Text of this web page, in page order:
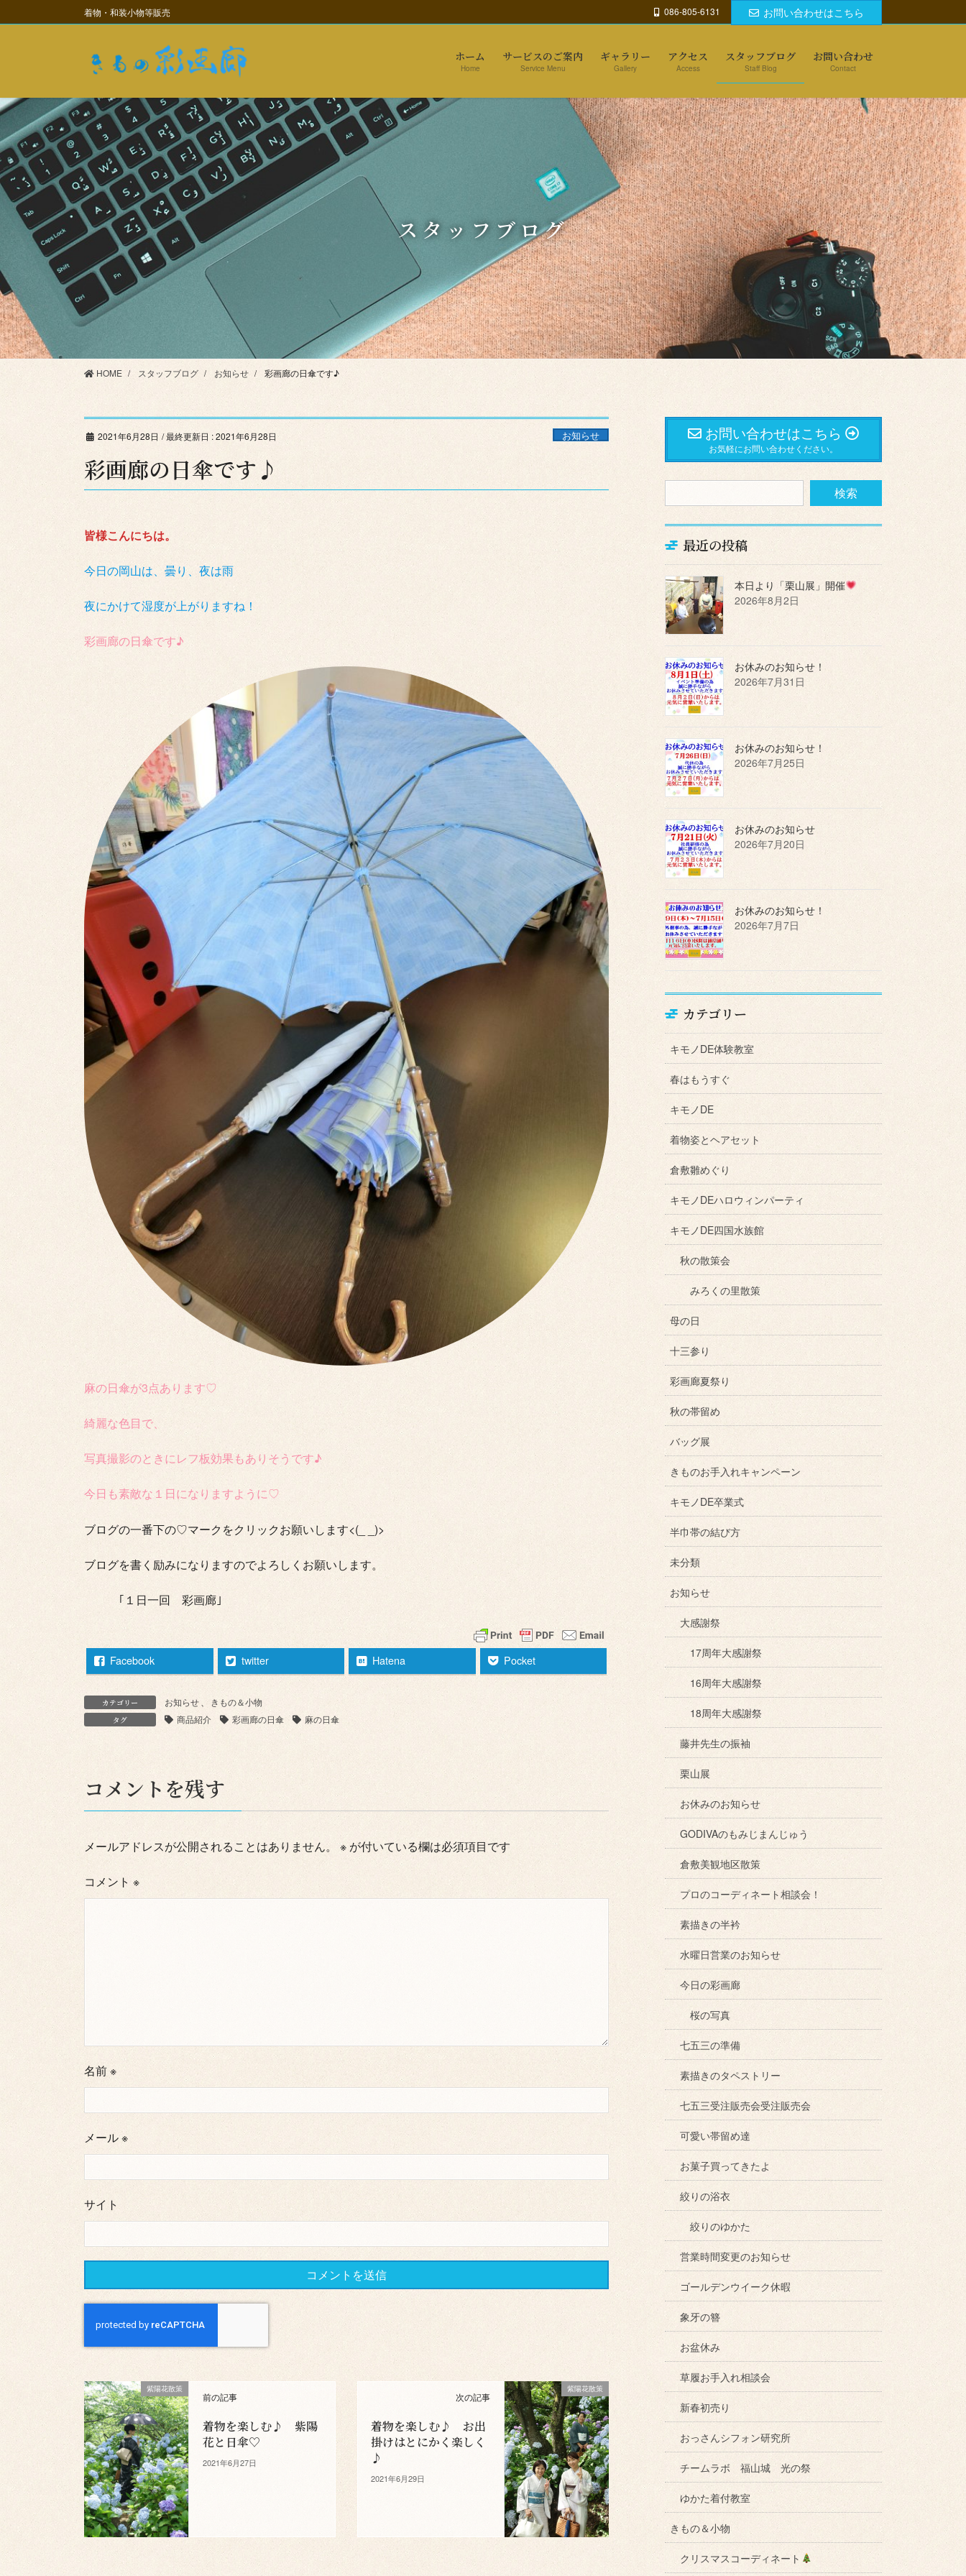
ン
に
移
ビ
ョ
ン
移
動
着物・和装小物等販売 086-805-6131 お問い合わせはこちら
ホーム
Home
サービスのご案内
Service Menu
ギャラリー
Gallery
アクセス
Access
スタッフブログ
Staff Blog
お問い合わせ
Contact
スタッフブログ
HOME スタッフブログ お知らせ 彩画廊の日傘です♪
2021年6月28日 / 最終更新日 :2021年6月28日 お知らせ
彩画廊の日傘です♪
皆様こんにちは。
今日の岡山は、曇り、夜は雨
夜にかけて湿度が上がりますね！
彩画廊の日傘です♪
麻の日傘が3点あります♡
綺麗な色目で、
写真撮影のときにレフ板効果もありそうです♪
今日も素敵な１日になりますように♡
ブログの一番下の♡マークをクリックお願いします<(_ _)>
ブログを書く励みになりますのでよろしくお願いします。
｢１日一回 彩画廊｣
Facebook twitter Hatena Pocket
カテゴリー お知らせ きもの＆小物
タグ 商品紹介 彩画廊の日傘 麻の日傘
コメントを残す
メールアドレスが公開されることはありません。 ※ が付いている欄は必須項目です
コメント ※
名前※
メール※
サイト
紫陽花散策
前の記事
着物を楽しむ♪ 紫陽
花と日傘♡
2021年6月27日
紫陽花散策
次の記事
着物を楽しむ♪ お出
掛けはとにかく楽しく
♪
2021年6月29日
お問い合わせはこちら
お気軽にお問い合わせください。
最近の投稿
本日より「栗山展」開催
2026年8月2日
お休みのお知らせ！
2026年7月31日
お休みのお知らせ！
2026年7月25日
お休みのお知らせ
2026年7月20日
お休みのお知らせ！
2026年7月7日
カテゴリー
キモノDE体験教室
春はもうすぐ
キモノDE
着物姿とヘアセット
倉敷雛めぐり
キモノDEハロウィンパーティ
キモノDE四国水族館
秋の散策会
みろくの里散策
母の日
十三参り
彩画廊夏祭り
秋の帯留め
バッグ展
きものお手入れキャンペーン
キモノDE卒業式
半巾帯の結び方
未分類
お知らせ
大感謝祭
17周年大感謝祭
16周年大感謝祭
18周年大感謝祭
藤井先生の振袖
栗山展
お休みのお知らせ
GODIVAのもみじまんじゅう
倉敷美観地区散策
プロのコーディネート相談会！
素描きの半衿
水曜日営業のお知らせ
今日の彩画廊
桜の写真
七五三の準備
素描きのタペストリー
七五三受注販売会受注販売会
可愛い帯留め達
お菓子買ってきたよ
絞りの浴衣
絞りのゆかた
営業時間変更のお知らせ
ゴールデンウイーク休暇
象牙の簪
お盆休み
草履お手入れ相談会
新春初売り
おっさんシフォン研究所
チームラボ 福山城 光の祭
ゆかた着付教室
きもの＆小物
クリスマスコーディネート